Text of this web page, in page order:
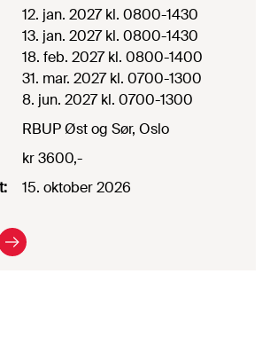
12. jan. 2027 kl. 0800-1430
13. jan. 2027 kl. 0800-1430
18. feb. 2027 kl. 0800-1400
31. mar. 2027 kl. 0700-1300
8. jun. 2027 kl. 0700-1300
RBUP Øst og Sør, Oslo
kr 3600,-
: 15. oktober 2026